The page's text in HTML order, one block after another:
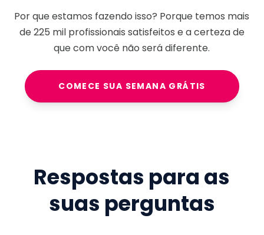
Por que estamos fazendo isso? Porque temos mais
de225 milprofissionais satisfeitos e a certeza de
que com você não será diferente.
COMECE SUA SEMANA GRÁTIS
Respostas para as
suas perguntas